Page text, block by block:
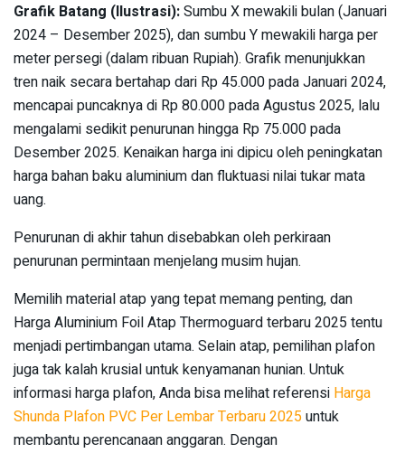
Grafik Batang (Ilustrasi):Sumbu X mewakili bulan (Januari
2024 – Desember 2025), dan sumbu Y mewakili harga per
meter persegi (dalam ribuan Rupiah). Grafik menunjukkan
tren naik secara bertahap dari Rp 45.000 pada Januari 2024,
mencapai puncaknya di Rp 80.000 pada Agustus 2025, lalu
mengalami sedikit penurunan hingga Rp 75.000 pada
Desember 2025. Kenaikan harga ini dipicu oleh peningkatan
harga bahan baku aluminium dan fluktuasi nilai tukar mata
uang.
Penurunan di akhir tahun disebabkan oleh perkiraan
penurunan permintaan menjelang musim hujan.
Memilih material atap yang tepat memang penting, dan
Harga Aluminium Foil Atap Thermoguard terbaru 2025 tentu
menjadi pertimbangan utama. Selain atap, pemilihan plafon
juga tak kalah krusial untuk kenyamanan hunian. Untuk
informasi harga plafon, Anda bisa melihat referensi Harga
Shunda Plafon PVC Per Lembar Terbaru 2025untuk
membantu perencanaan anggaran. Dengan